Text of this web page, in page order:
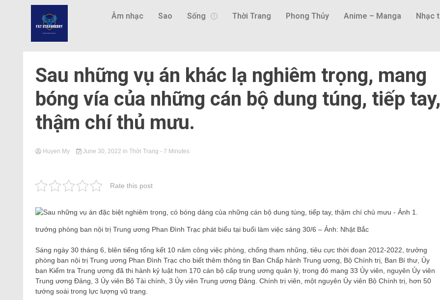
Âm nhạc Sao Sống Thời Trang Phong Thủy Anime – Manga Nhạc
Sau những vụ án khác lạ nghiêm trọng, mang
bóng vía của những cán bộ dung túng, tiếp tay,
thậm chí thủ mưu.
Huyen My June 30, 2022 in Thời Trang - 7 Minutes
Rate this post
trưởng phòng ban nội trị Trung ương Phan Đình Trạc phát biểu tại buổi làm việc sáng 30/6 – Ảnh: Nhật Bắc
Sáng ngày 30 tháng 6, blên tiếng tổng kết 10 năm công việc phòng, chống tham nhũng, tiêu cực thời đoạn 2012-2022, trưởng
phòng ban nội trị Trung ương Phan Đình Trạc cho biết thêm thông tin Ban Chấp hành Trung ương, Bộ Chính trị, Ban Bí thư, Ủy
ban Kiểm tra Trung ương đã thi hành kỷ luật hơn 170 cán bộ cấp trung ương quản lý, trong đó mang 33 Ủy viên, nguyên Ủy viên
Trung ương Đảng, 3 Ủy viên Bộ Tài chính, 3 Ủy viên Trung ương Đảng. Chính trị viên, một nguyên Ủy viên Bộ Chính trị, hơn 50
tướng soái trong lực lượng vũ trang.